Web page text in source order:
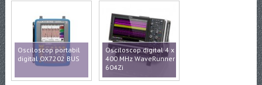
Osciloscop portabil
digital OX7202 BUS
Osciloscop digital 4 x
400 MHz WaveRunner
604Zi